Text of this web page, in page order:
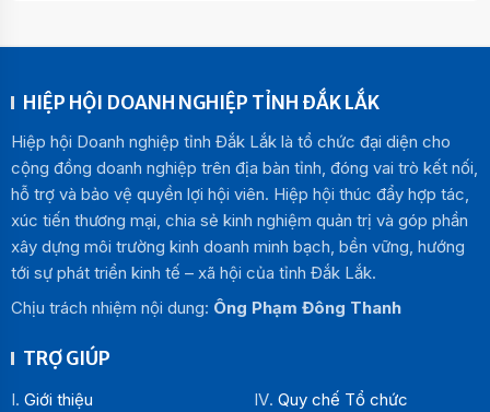
HIỆP HỘI DOANH NGHIỆP TỈNH ĐẮK LẮK
Hiệp hội Doanh nghiệp tỉnh Đắk Lắk là tổ chức đại diện cho
cộng đồng doanh nghiệp trên địa bàn tỉnh, đóng vai trò kết nối,
hỗ trợ và bảo vệ quyền lợi hội viên. Hiệp hội thúc đẩy hợp tác,
xúc tiến thương mại, chia sẻ kinh nghiệm quản trị và góp phần
xây dựng môi trường kinh doanh minh bạch, bền vững, hướng
tới sự phát triển kinh tế – xã hội của tỉnh Đắk Lắk.
Chịu trách nhiệm nội dung: Ông Phạm Đông Thanh
TRỢ GIÚP
Giới thiệu
Quy chế Tổ chức